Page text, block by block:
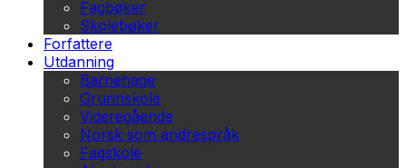
Fagbøker
Skolebøker
Forfattere
Utdanning
Barnehage
Grunnskole
Videregående
Norsk som andrespråk
Fagskole